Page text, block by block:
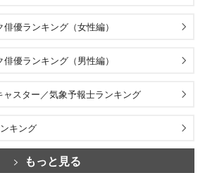
優ランキング（女性編）
優ランキング（男性編）
スター／気象予報士ランキング
キング
もっと見る